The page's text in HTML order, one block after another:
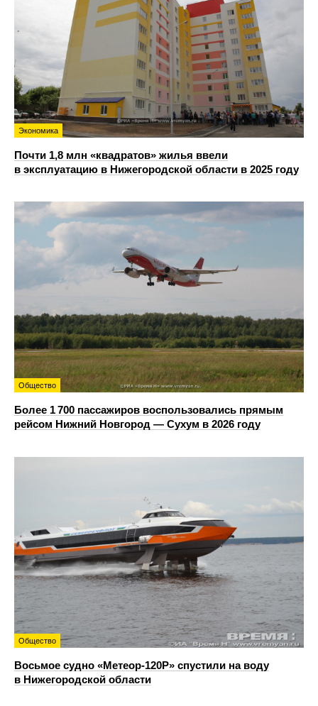
Экономика
Почти 1,8 млн «квадратов» жилья ввели
в эксплуатацию в Нижегородской области в 2025 году
Общество
Более 1 700 пассажиров воспользовались прямым
рейсом Нижний Новгород — Сухум в 2026 году
Общество
Восьмое судно «Метеор-120Р» спустили на воду
в Нижегородской области